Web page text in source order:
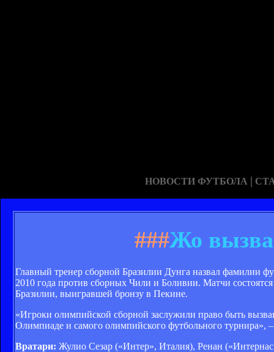
НОВОСТИ ФУТБОЛА |
###Жо
Главный тренер сборной Бразилии Дунга назвал фамилии
2010 года против сборных Чили и Боливии. Матчи
Бразилии, выигравшей бронзу в Пекине.
«Игроки олимпийской сборной заслужили право быть
Олимпиаде и самого олимпийского футбольного турнира»,
Вратари: Жулио Сезар («Интер», Италия), Ренан